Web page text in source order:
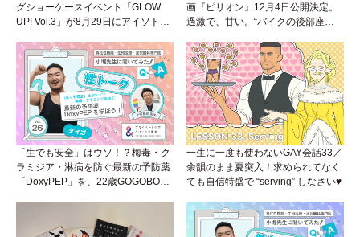
グショーケースイベント「GLOW
UP! Vol.3」が8月29日にアイソトー
画『ピリオン』12月4日公開決定。
過激で、甘い。“バイクの後部座
「生でも安全」はウソ！？梅毒・ク
ラミジア・淋病を防ぐ最新の予防薬
「DoxyPEP」を、22歳GOGOBOY
（Vol.26）
一生に一度も使わないGAY会話33／
余韻のまま夏突入！求められてなく
ても自信特盛で “serving” しなさい♥